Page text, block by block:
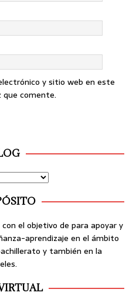
y sitio web en este
que comente.
el objetivo de para apoyar y
aprendizaje en el ámbito
y también en la